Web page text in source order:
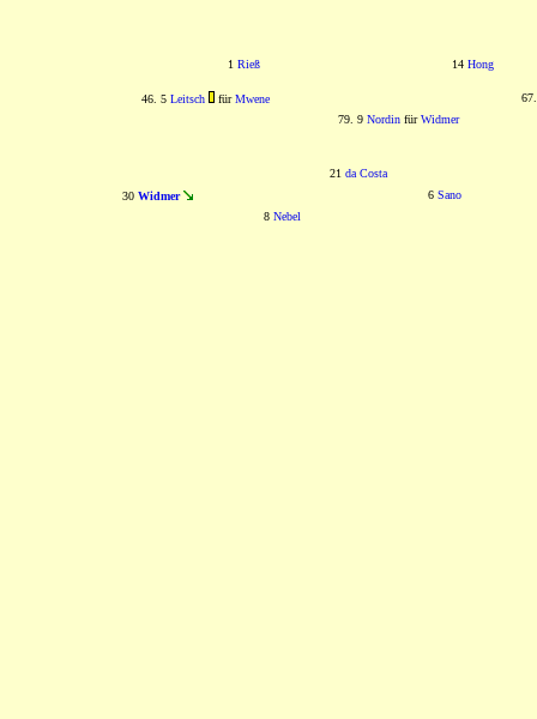
1 Rieß 14 Hong
46. 5 Leitsch fürMwene
79. 9 Nordin fürWidmer
21 da Costa
30 Widmer 6 Sano
8 Nebel